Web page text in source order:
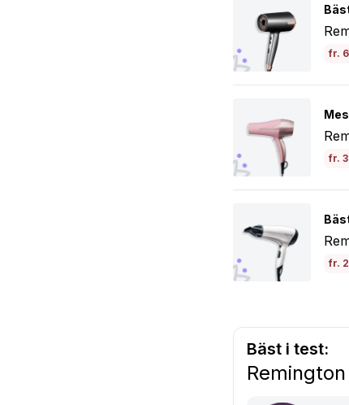
fr.
fr.
fr.
Bäst i test:
Remington